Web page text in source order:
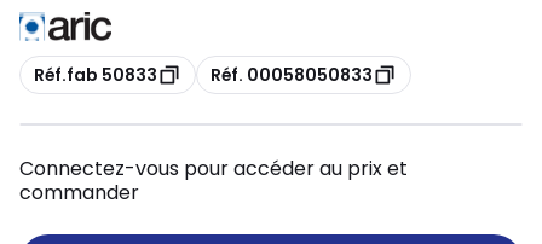
Copie
Réf.fab 50833 Copie
Réf. 00058050833
Connectez-vous pour accéder au prix et
commander